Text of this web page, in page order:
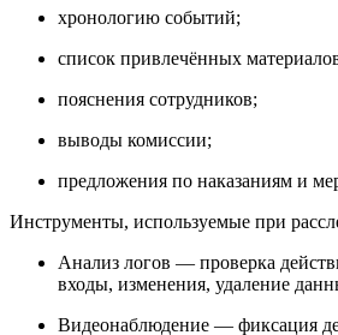
хронологию событий;
список привлечённых
пояснения сотрудников;
выводы комиссии;
предложения по наказаниям и
Инструменты, используемые при
Анализ логов — проверка
входы, изменения, удаление
Видеонаблюдение — фиксация